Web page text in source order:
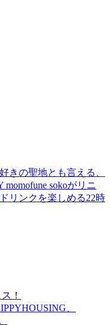
きの聖地とも言える、
sokoがリニ
リンクを楽しめる22時
！
、